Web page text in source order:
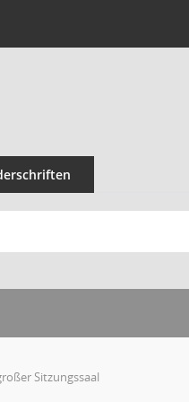
Sitzungssaal